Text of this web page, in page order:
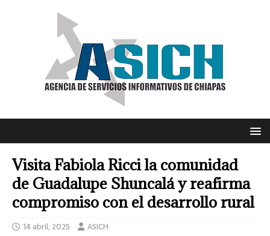
Visita Fabiola Ricci la comunidad
de Guadalupe Shuncalá y reafirma
compromiso con el desarrollo rural
14 abril, 2025 ASICH